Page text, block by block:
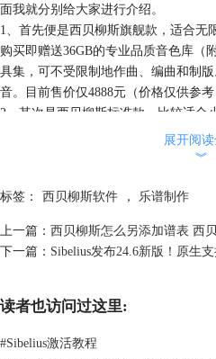
面我就分别给大家进行介绍。
1、首先便是西贝柳斯旗舰款，适合无
购买即赠送36GB的专业品质音色库（
具集，可不受限制地作曲、编曲和制
音。目前售价仅4888元（价格仅供参考
2、其次是西贝柳斯标准款，比较适合
买立即赠送10GB专业品质音色库（附
种乐器来编写音乐，但是仅限使用标
展开阅
︾
标签： 西贝柳斯软件 ， 乐谱制作
上一篇： 西贝柳斯怎么另添加谱表 西
下一篇： Sibelius发布24.6新版！原生
读者也访问过这里:
#Sibelius激活教程